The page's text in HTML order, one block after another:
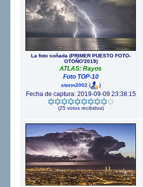
La foto soñada (PRIMER PUESTO FOTO-
OTOÑO'2019)
ATLAS: Rayos
Foto TOP-10
storm2002 ( )
Fecha de captura: 2019-09-09 23:38:15
(25 votos recibidos)